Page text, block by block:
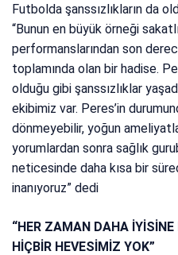
Futbolda şanssızlıkların da
“Bunun en büyük örneği
performanslarından son
toplamında olan bir hadise.
olduğu gibi şanssızlıklar
ekibimiz var. Peres’in
dönmeyebilir, yoğun
yorumlardan sonra sağlık
neticesinde daha kısa bir
inanıyoruz” dedi
“HER ZAMAN DAHA
HİÇBİR HEVESİMİZ YOK”